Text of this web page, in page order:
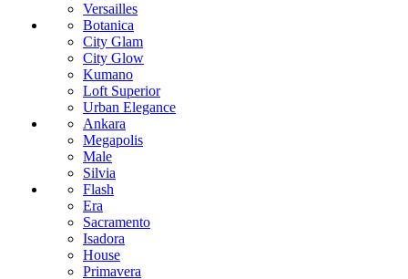
Versailles
Botanica
City Glam
City Glow
Kumano
Loft Superior
Urban Elegance
Ankara
Megapolis
Male
Silvia
Flash
Era
Sacramento
Isadora
House
Primavera